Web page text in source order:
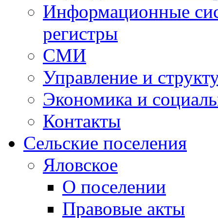
Информационные
регистры
СМИ
Управление и
Экономика и
Контакты
Сельские поселения
Яловское
О поселении
Правовые акты